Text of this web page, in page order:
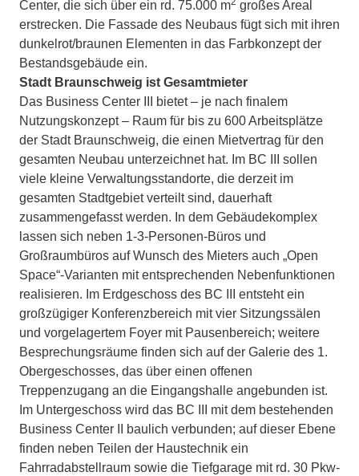
Center, die sich über ein rd. 75.000 m
großes Areal
erstrecken. Die Fassade des Neubaus fügt sich mit ihren
dunkelrot/braunen Elementen in das Farbkonzept der
Bestandsgebäude ein.
Stadt Braunschweig ist Gesamtmieter
Das Business Center III bietet – je nach finalem
Nutzungskonzept – Raum für bis zu 600 Arbeitsplätze
der Stadt Braunschweig, die einen Mietvertrag für den
gesamten Neubau unterzeichnet hat. Im BC III sollen
viele kleine Verwaltungsstandorte, die derzeit im
gesamten Stadtgebiet verteilt sind, dauerhaft
zusammengefasst werden. In dem Gebäudekomplex
lassen sich neben 1-3-Personen-Büros und
Großraumbüros auf Wunsch des Mieters auch „Open
Space“-Varianten mit entsprechenden Nebenfunktionen
realisieren. Im Erdgeschoss des BC III entsteht ein
großzügiger Konferenzbereich mit vier Sitzungssälen
und vorgelagertem Foyer mit Pausenbereich; weitere
Besprechungsräume finden sich auf der Galerie des 1.
Obergeschosses, das über einen offenen
Treppenzugang an die Eingangshalle angebunden ist.
Im Untergeschoss wird das BC III mit dem bestehenden
Business Center II baulich verbunden; auf dieser Ebene
finden neben Teilen der Haustechnik ein
Fahrradabstellraum sowie die Tiefgarage mit rd. 30 Pkw-